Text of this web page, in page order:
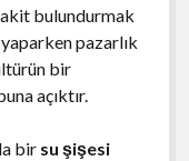
bulundurmak
pazarlık
bir
açıktır.
bir su şişesi